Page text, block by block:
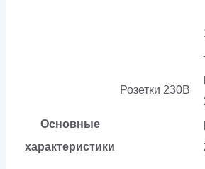
Основные
характеристики
Розетки 230В